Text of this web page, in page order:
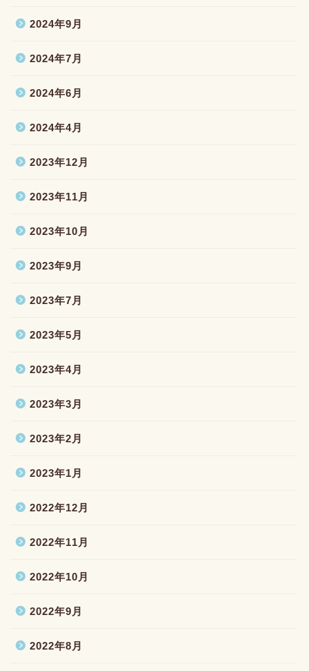
2024年9月
2024年7月
2024年6月
2024年4月
2023年12月
2023年11月
2023年10月
2023年9月
2023年7月
2023年5月
2023年4月
2023年3月
2023年2月
2023年1月
2022年12月
2022年11月
2022年10月
2022年9月
2022年8月